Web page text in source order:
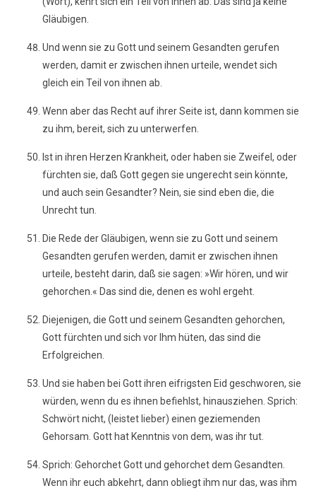
Gläubigen.
Und wenn sie zu Gott und seinem Gesandten gerufen
werden, damit er zwischen ihnen urteile, wendet sich
gleich ein Teil von ihnen ab.
Wenn aber das Recht auf ihrer Seite ist, dann kommen sie
zu ihm, bereit, sich zu unterwerfen.
Ist in ihren Herzen Krankheit, oder haben sie Zweifel, oder
fürchten sie, daß Gott gegen sie ungerecht sein könnte,
und auch sein Gesandter? Nein, sie sind eben die, die
Unrecht tun.
Die Rede der Gläubigen, wenn sie zu Gott und seinem
Gesandten gerufen werden, damit er zwischen ihnen
urteile, besteht darin, daß sie sagen: »Wir hören, und wir
gehorchen.« Das sind die, denen es wohl ergeht.
Diejenigen, die Gott und seinem Gesandten gehorchen,
Gott fürchten und sich vor Ihm hüten, das sind die
Erfolgreichen.
Und sie haben bei Gott ihren eifrigsten Eid geschworen, sie
würden, wenn du es ihnen befiehlst, hinausziehen. Sprich:
Schwört nicht, (leistet lieber) einen geziemenden
Gehorsam. Gott hat Kenntnis von dem, was ihr tut.
Sprich: Gehorchet Gott und gehorchet dem Gesandten.
Wenn ihr euch abkehrt, dann obliegt ihm nur das, was ihm